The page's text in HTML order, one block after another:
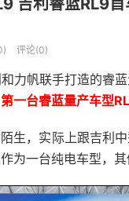
吉利睿蓝RL9
评论(0)
力帆联手打造的睿
第一台睿蓝量产车型
生，实际上跟吉利
为一台纯电车型，其